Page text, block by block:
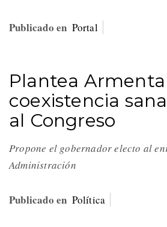
Publicado en Portal
Plantea Armenta
coexistencia
al Congreso
Propone el gobernador electo al
Administración
Publicado en Política